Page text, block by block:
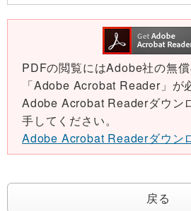
PDFの閲覧にはAdobe社の無
「Adobe Acrobat Reader」が
Adobe Acrobat Readerダウン
手してください。
Adobe Acrobat Readerダウン
戻る